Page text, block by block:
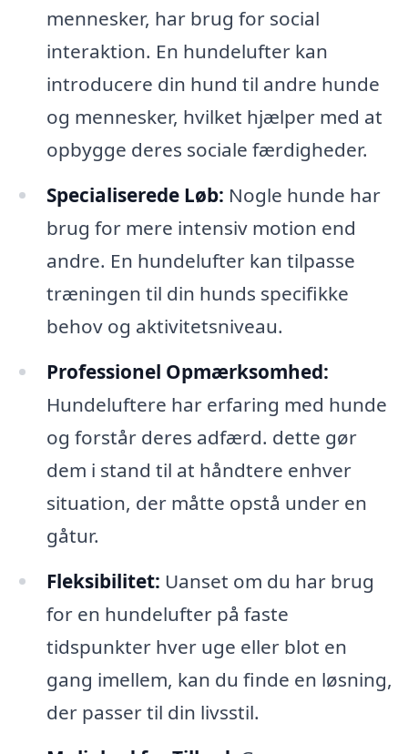
mennesker, har brug for social
interaktion. En hundelufter kan
introducere din hund til andre hunde
og mennesker, hvilket hjælper med at
opbygge deres sociale færdigheder.
Specialiserede Løb: Nogle hunde har
brug for mere intensiv motion end
andre. En hundelufter kan tilpasse
træningen til din hunds specifikke
behov og aktivitetsniveau.
Professionel Opmærksomhed:
Hundeluftere har erfaring med hunde
og forstår deres adfærd. dette gør
dem i stand til at håndtere enhver
situation, der måtte opstå under en
gåtur.
Fleksibilitet: Uanset om du har brug
for en hundelufter på faste
tidspunkter hver uge eller blot en
gang imellem, kan du finde en løsning,
der passer til din livsstil.